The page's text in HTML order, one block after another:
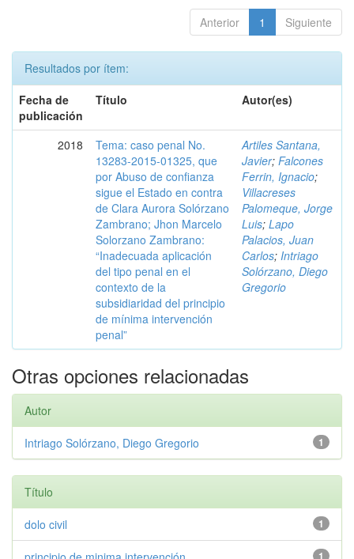
Anterior 1 Siguiente
Resultados por ítem:
Fecha de
publicación
Título Autor(es)
2018
Tema: caso penal No.
13283-2015-01325, que
por Abuso de confianza
sigue el Estado en contra
de Clara Aurora Solórzano
Zambrano; Jhon Marcelo
Solorzano Zambrano:
“Inadecuada aplicación
del tipo penal en el
contexto de la
subsidiaridad del principio
de mínima intervención
penal”
Artiles Santana,
Javier; Falcones
Ferrin, Ignacio;
Villacreses
Palomeque, Jorge
Luis; Lapo
Palacios, Juan
Carlos; Intriago
Solórzano, Diego
Gregorio
Otras opciones relacionadas
Autor
1
Intriago Solórzano, Diego Gregorio
Título
1
dolo civil
1